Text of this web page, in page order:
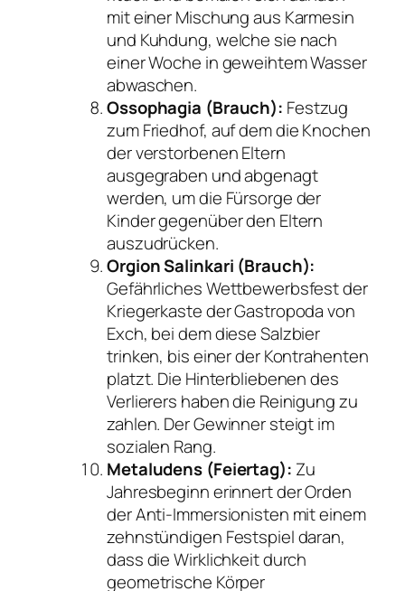
mit einer Mischung aus Karmesin
und Kuhdung, welche sie nach
einer Woche in geweihtem Wasser
abwaschen.
Ossophagia (Brauch): Festzug
zum Friedhof, auf dem die Knochen
der verstorbenen Eltern
ausgegraben und abgenagt
werden, um die Fürsorge der
Kinder gegenüber den Eltern
auszudrücken.
Orgion Salinkari (Brauch):
Gefährliches Wettbewerbsfest der
Kriegerkaste der Gastropoda von
Exch, bei dem diese Salzbier
trinken, bis einer der Kontrahenten
platzt. Die Hinterbliebenen des
Verlierers haben die Reinigung zu
zahlen. Der Gewinner steigt im
sozialen Rang.
Metaludens (Feiertag): Zu
Jahresbeginn erinnert der Orden
der Anti-Immersionisten mit einem
zehnstündigen Festspiel daran,
dass die Wirklichkeit durch
geometrische Körper